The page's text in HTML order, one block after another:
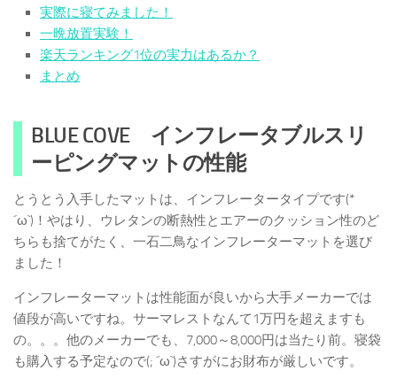
実際に寝てみました！
一晩放置実験！
楽天ランキング1位の実力はあるか？
まとめ
BLUE COVE インフレータブルスリ
ーピングマットの性能
とうとう入手したマットは、インフレータータイプです(*
´ω`)！やはり、ウレタンの断熱性とエアーのクッション性のど
ちらも捨てがたく、一石二鳥なインフレーターマットを選び
ました！
インフレーターマットは性能面が良いから大手メーカーでは
値段が高いですね。サーマレストなんて1万円を超えますも
の。。。他のメーカーでも、7,000～8,000円は当たり前。寝袋
も購入する予定なので(; ´ω`)さすがにお財布が厳しいです。